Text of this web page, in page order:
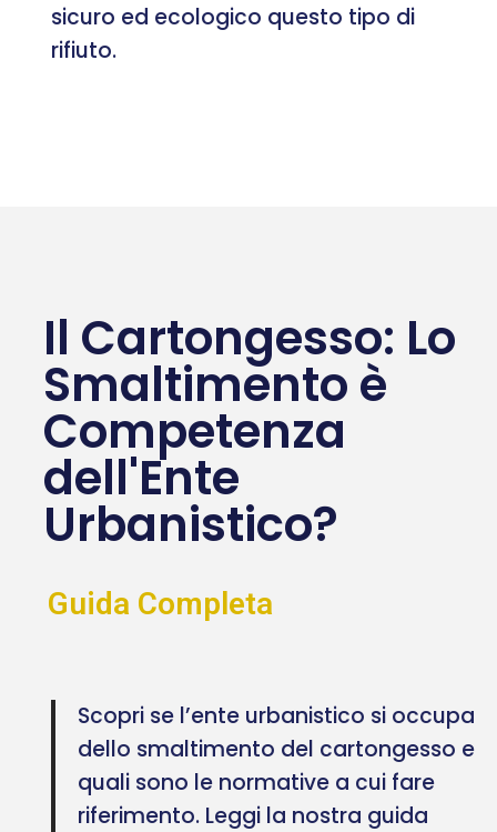
sicuro ed ecologico questo tipo di
rifiuto.
Il Cartongesso: Lo
Smaltimento è
Competenza
dell'Ente
Urbanistico?
Guida Completa
Scopri se l’ente urbanistico si occupa
dello smaltimento del cartongesso e
quali sono le normative a cui fare
riferimento. Leggi la nostra guida